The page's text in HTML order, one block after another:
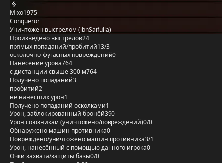
Mixo1975
Conqueror
Уничтожен выстрелом (ibnSaifulla)
Произведено выстрелов24
прямых попаданий/пробитий13/3
осколочно-фугасных повреждений0
Нанесение урона764
с дистанции свыше 300 м764
Получено попаданий3
пробитий2
не нанёсших урон1
Получено попаданий осколками1
Урон, заблокированный бронёй390
Урон союзникам (уничтожено/повреждений)0/0
Обнаружено машин противника0
Повреждено/уничтожено машин противника3/1
Урон, нанесённый с помощью данного игрока0
Очки захвата/защиты базы0/0